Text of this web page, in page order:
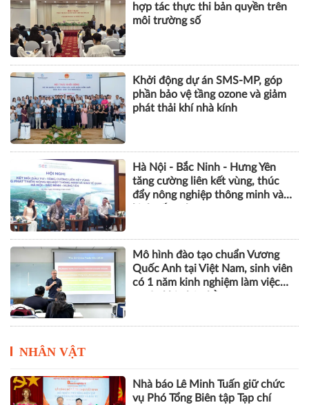
hợp tác thực thi bản quyền trên
môi trường số
Khởi động dự án SMS-MP, góp
phần bảo vệ tầng ozone và giảm
phát thải khí nhà kính
Hà Nội - Bắc Ninh - Hưng Yên
tăng cường liên kết vùng, thúc
đẩy nông nghiệp thông minh và
Mô hình đào tạo chuẩn Vương
Quốc Anh tại Việt Nam, sinh viên
có 1 năm kinh nghiệm làm việc
NHÂN VẬT
Nhà báo Lê Minh Tuấn giữ chức
vụ Phó Tổng Biên tập Tạp chí